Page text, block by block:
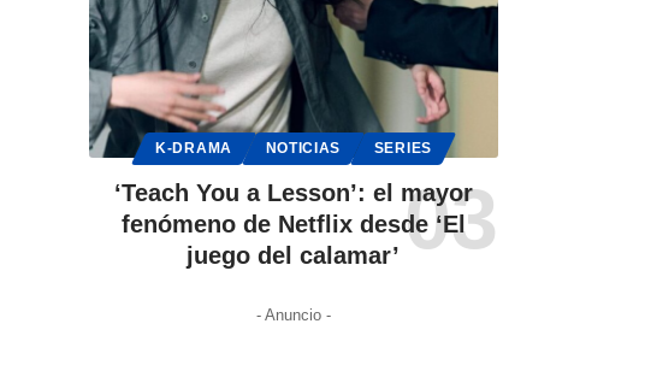
K-DRAMA NOTICIAS SERIES
‘Teach You a Lesson’: el mayor
fenómeno de Netflix desde ‘El
juego del calamar’
- Anuncio -